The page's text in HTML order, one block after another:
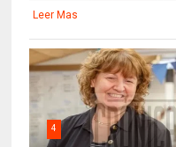
Leer Mas
4